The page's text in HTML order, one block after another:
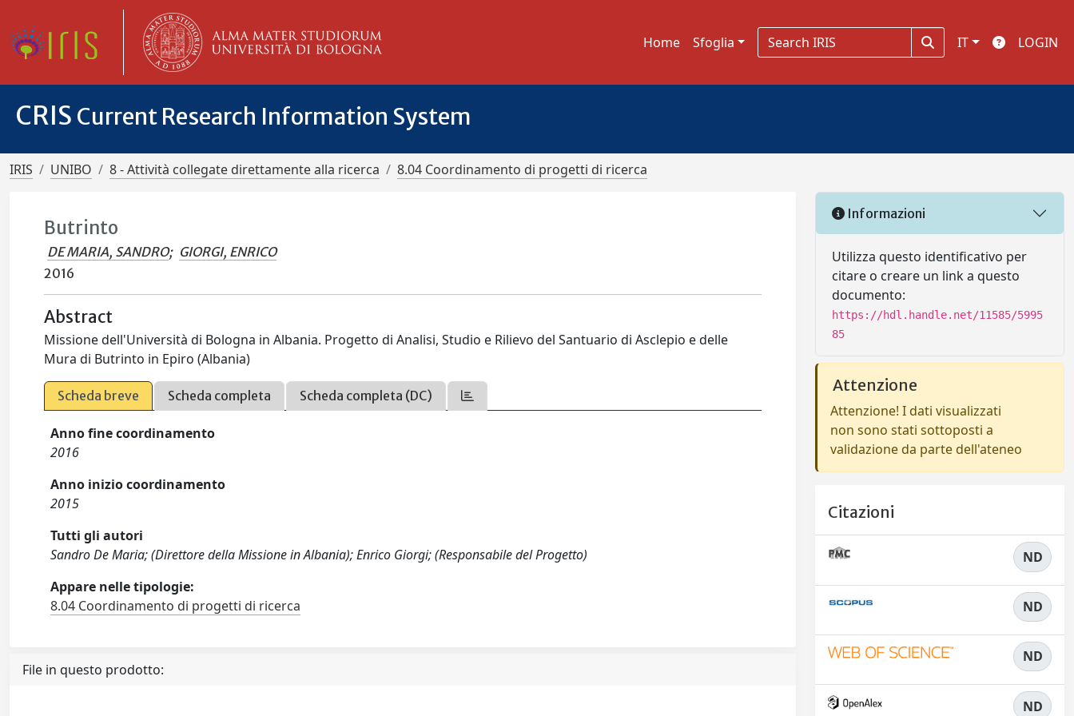
Home Sfoglia IT LOGIN
CRIS Current Research Information System
IRIS UNIBO 8 - Attività collegate direttamente alla ricerca 8.04 Coordinamento di progetti di ricerca
Butrinto
DE MARIA, SANDRO; GIORGI, ENRICO
2016
Abstract
Missione dell'Università di Bologna in Albania. Progetto di Analisi, Studio e Rilievo del Santuario di Asclepio e delle
Mura di Butrinto in Epiro (Albania)
Scheda breve Scheda completa Scheda completa (DC)
Anno fine coordinamento
2016
Anno inizio coordinamento
2015
Tutti gli autori
Sandro De Maria; (Direttore della Missione in Albania); Enrico Giorgi; (Responsabile del Progetto)
Appare nelle tipologie:
8.04 Coordinamento di progetti di ricerca
File in questo prodotto:
Informazioni
Utilizza questo identificativo per
citare o creare un link a questo
documento:
https://hdl.handle.net/11585/5995
85
Attenzione
Attenzione! I dati visualizzati
non sono stati sottoposti a
validazione da parte dell'ateneo
Citazioni
ND
ND
ND
ND